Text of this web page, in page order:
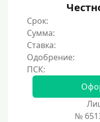
Срок:
Сумма:
Ставка:
Одобрение:
№